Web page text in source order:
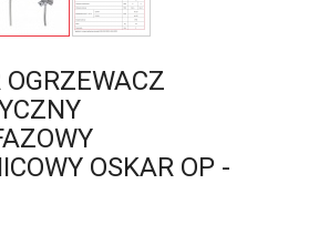
OGRZEWACZ
OSKAR OP -